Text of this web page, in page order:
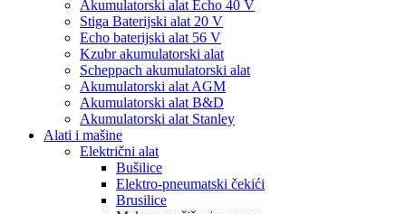
Akumulatorski alat Echo 40 V
Stiga Baterijski alat 20 V
Echo baterijski alat 56 V
Kzubr akumulatorski alat
Scheppach akumulatorski alat
Akumulatorski alat AGM
Akumulatorski alat B&D
Akumulatorski alat Stanley
Alati i mašine
Električni alat
Bušilice
Elektro-pneumatski čekići
Brusilice